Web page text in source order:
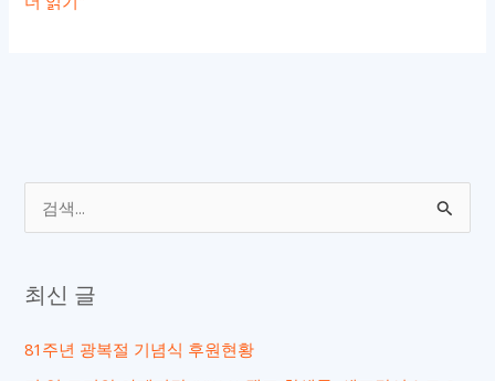
베
지
한
회,
색
상
최신 글
81주년 광복절 기념식 후원현황